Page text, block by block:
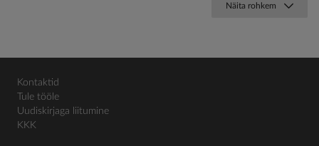
Näita rohkem
Kontaktid
Tule tööle
Uudiskirjaga liitumine
KKK